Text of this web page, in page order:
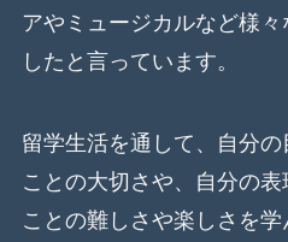
アやミュージカルなど様
したと言っています。
留学生活を通して、自分
ことの大切さや、自分の
ことの難しさや楽しさを学